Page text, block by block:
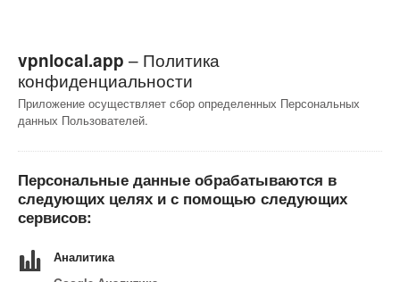
vpnlocal.app – Политика
конфиденциальности
Приложение осуществляет сбор определенных Персональных
данных Пользователей.
Персональные данные обрабатываются в
следующих целях и с помощью следующих
сервисов:
Аналитика